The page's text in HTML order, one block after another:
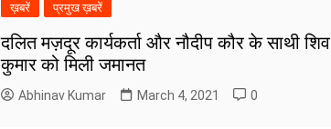
ख़बरें प्रमुख ख़बरें
दलित मज़दूर कार्यकर्ता और नौदीप कौर के साथी शिव
कुमार को मिली जमानत
Abhinav Kumar March 4, 2021 0